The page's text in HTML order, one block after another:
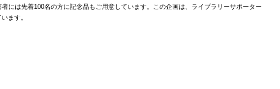
は先着100名の方に記念品もご用意しています。この企画は、ライブラリーサポーター
ます。